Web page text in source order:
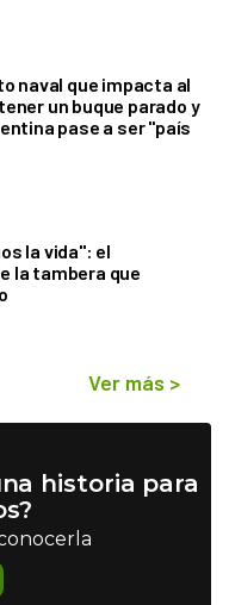
naval que impacta al
un buque parado y
pase a ser "país
la vida": el
la tambera que
Ver más >
historia para